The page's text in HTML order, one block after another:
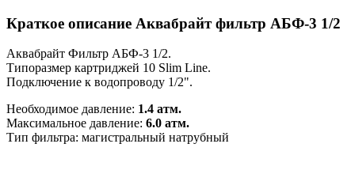
Краткое описание Аквабрайт фильтр АБФ-3 1/2
Аквабрайт Фильтр АБФ-3 1/2.
Типоразмер картриджей 10 Slim Line.
Подключение к водопроводу 1/2".
Необходимое давление: 1.4 атм.
Максимальное давление: 6.0 атм.
Тип фильтра: магистральный натрубный